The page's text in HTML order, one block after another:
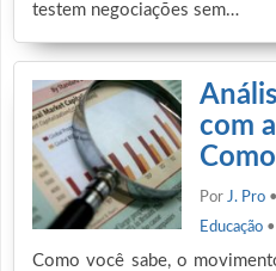
testem negociações sem…
com
Por J. Pro
Educação •
Como você sabe, o